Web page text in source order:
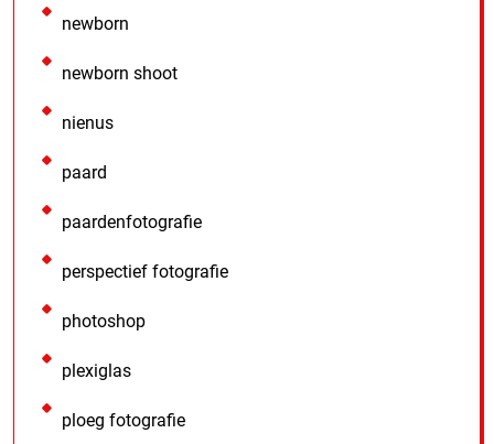
newborn
newborn shoot
nienus
paard
paardenfotografie
perspectief fotografie
photoshop
plexiglas
ploeg fotografie